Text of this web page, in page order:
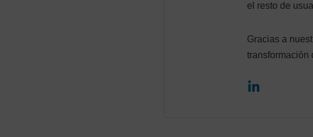
el resto de
Gracias a
transformación